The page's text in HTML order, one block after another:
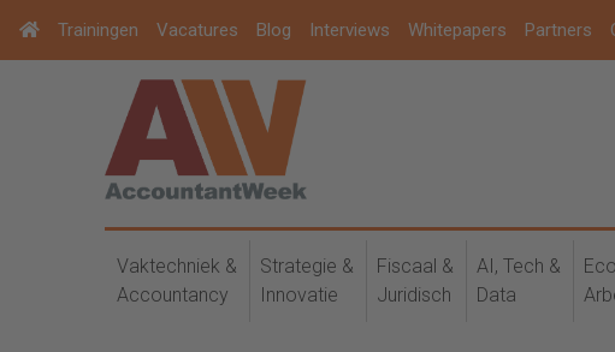
Trainingen Vacatures Blog Interviews Whitepapers Partners
Vaktechniek &
Accountancy
Strategie &
Innovatie
Fiscaal &
Juridisch
AI, Tech &
Data